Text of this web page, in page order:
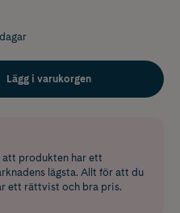
Lägg i varukorgen
att produkten har ett
lägsta. Allt för att du
ett rättvist och bra pris.